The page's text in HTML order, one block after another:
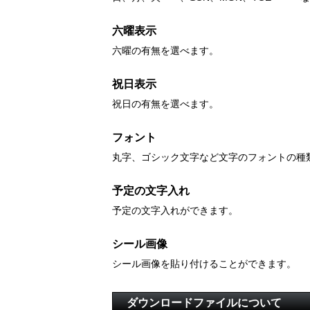
六曜表示
六曜の有無を選べます。
祝日表示
祝日の有無を選べます。
フォント
丸字、ゴシック文字など文字のフォントの種
予定の文字入れ
予定の文字入れができます。
シール画像
シール画像を貼り付けることができます。
ダウンロードファイルについて